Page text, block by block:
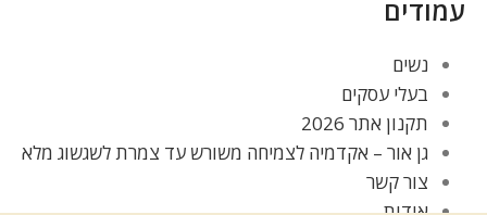
עמודים
נשים
בעלי עסקים
תקנון אתר 2026
גן אור – אקדמיה לצמיחה משורש עד צמרת לשגשוג מלא
צור קשר